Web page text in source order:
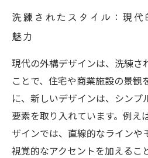
洗練されたスタイル：現
魅力
現代の外構デザインは、洗練さ
ことで、住宅や商業施設の景観
に、新しいデザインは、シンプ
要素を取り入れています。例え
ザインでは、直線的なラインや
視覚的なアクセントを加えるこ